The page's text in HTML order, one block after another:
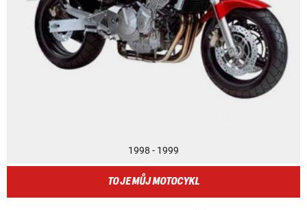
1998 - 1999
TO JE MŮJ MOTOCYKL